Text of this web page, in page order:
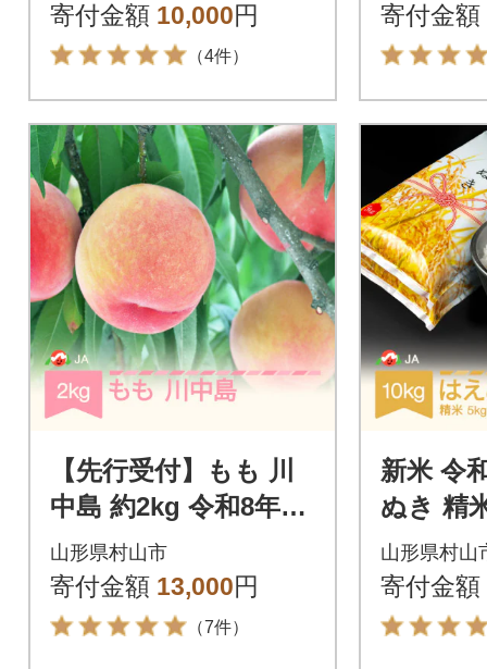
寄付金額 10,000円
（4件）
寄付金額
【先行受付】もも 川
中島 約2kg 令和8年産
【8月中旬～9月上旬頃
発送予定】
山形県村山市
寄付金額 13,000円
（7件）
新米 令
ぬき 精
山形県村山
寄付金額